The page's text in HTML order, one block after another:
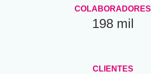
COLABORADORES
198 mil
CLIENTES